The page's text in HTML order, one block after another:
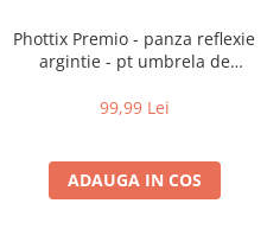
Phottix Premio - panza reflexie
argintie - pt umbrela de
99,99 Lei
ADAUGA IN COS